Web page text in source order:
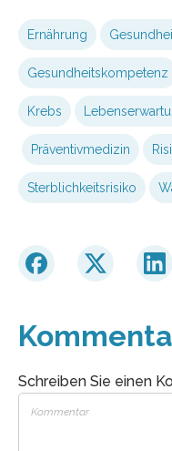
Ernährung
Gesundheitskompetenz
Krebs
Präventivmedizin
Sterblichkeitsrisiko
Schreiben Sie einen